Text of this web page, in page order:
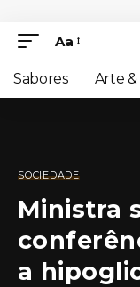
Aa
Sabores Arte
SOCIEDADE
Ministra
a